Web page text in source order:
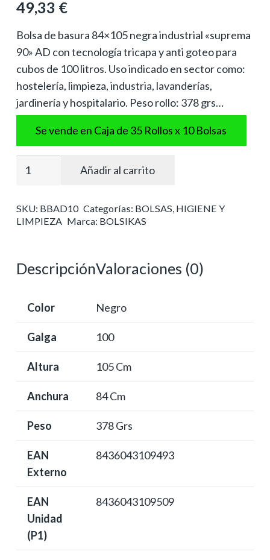
49,33 €
Bolsa de basura 84×105 negra industrial «suprema
90» AD con tecnología tricapa y anti goteo para
cubos de 100 litros. Uso indicado en sector como:
hostelería, limpieza, industria, lavanderías,
jardinería y hospitalario. Peso rollo: 378 grs…
Se vende en Caja de 35 Rollos x 10 Bolsas
"suprema
negra
Añadir al carrito
SKU: BBAD10 Categorías: BOLSAS HIGIENE Y
LIMPIEZA Marca: BOLSIKAS
DescripciónValoraciones (0)
Color Negro
Galga 100
Altura 105 Cm
Anchura 84 Cm
Peso 378 Grs
EAN
Externo
8436043109493
EAN
Unidad
(P1)
8436043109509